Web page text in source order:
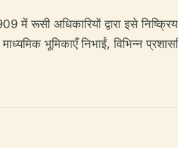
में रूसी अधिकारियों द्वारा इसे
भूमिकाएँ निभाईं, विभिन्न